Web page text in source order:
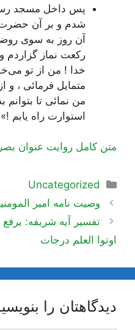
پس داخل مسجد
شدم و بر آن
آن روز به سوی
رکعت نماز
خدا ! من از تو
متمایل فرمائی ،
من نمائی تا
استوارت راه یابم !»
متن کامل روایت عنوان
دسته‌ها
Uncategorized
ناوبری
نوشته‌ها
وصیت نامه امیر
تفسیر آیه شریفه: یرفع
اوتوا العلم درجات
دیدگاهتان را